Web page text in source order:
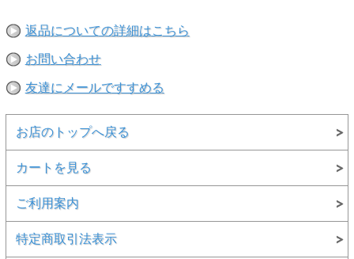
返品についての詳細はこちら
お問い合わせ
友達にメールですすめる
お店のトップへ戻る
カートを見る
ご利用案内
特定商取引法表示